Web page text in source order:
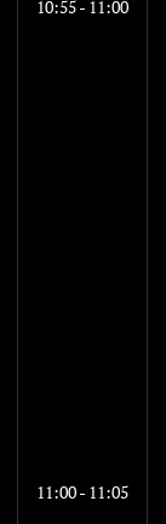
10:55 - 11:00
11:00 - 11:05